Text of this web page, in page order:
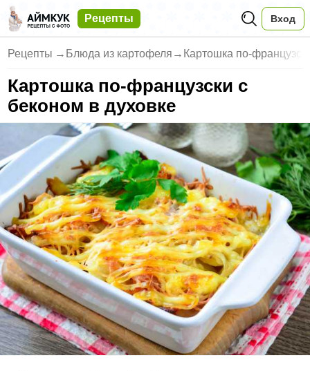
Рецепты Вход
Рецепты → Блюда из картофеля → Картошка по-
Картошка по-французски с
беконом в духовке